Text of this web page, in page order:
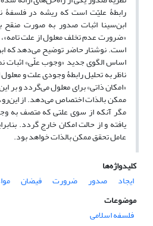
رابطۀ علیّت است که ریشه در فلسفۀ
ابن‌سینا اثبات صدور به صورت منقح
«ضرورت عدم تخلف معلول از علت
است. نوشتار حاضر توضیح می‌دهد که
اساس الگوی جدید «وجوب علّی» اثبات
ناظر به تحلیل رابطۀ وجودی علت و
«امکان ذاتی» برای معلول می‌گردد و بر
ممکن بالذات اختصاص می‌دهد. از
مگر آنکه از سوی علتی که متصف به
یافته و از حالت امکان خارج گردد.
عامل تحقق ممکن بالذات خواهد بود.
کلیدواژه‌ها
ایجاد
صدور ضرورت فیضان
موضوعات
فلسفه اسلامی